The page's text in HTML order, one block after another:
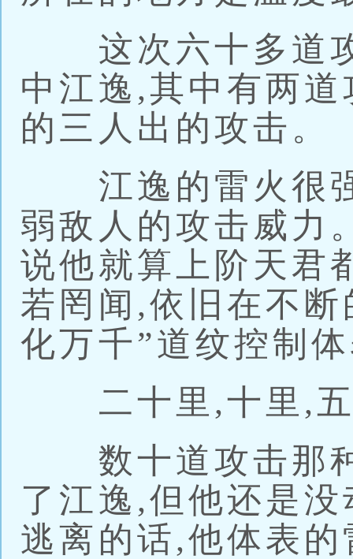
这次六十多道攻
中江逸,其中有两
的三人出的攻击。
江逸的雷火很强
弱敌人的攻击威力
说他就算上阶天君
若罔闻,依旧在不
化万千”道纹控制
二十里,十里,五
数十道攻击那种
了江逸,但他还是
逃离的话,他体表